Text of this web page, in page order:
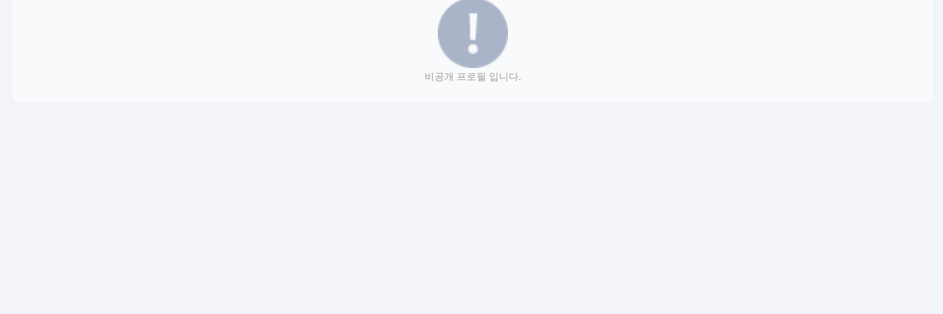
비공개 프로필 입니다.